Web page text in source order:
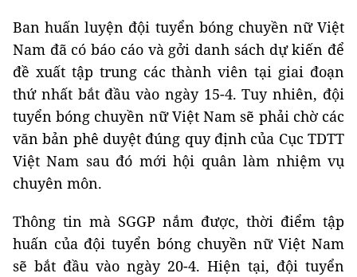
Ban huấn luyện đội tuyển bóng chuyền nữ Việt
Nam đã có báo cáo và gởi danh sách dự kiến để
đề xuất tập trung các thành viên tại giai đoạn
thứ nhất bắt đầu vào ngày 15-4. Tuy nhiên, đội
tuyển bóng chuyền nữ Việt Nam sẽ phải chờ các
văn bản phê duyệt đúng quy định của Cục TDTT
Việt Nam sau đó mới hội quân làm nhiệm vụ
chuyên môn.
Thông tin mà SGGP nắm được, thời điểm tập
huấn của đội tuyển bóng chuyền nữ Việt Nam
sẽ bắt đầu vào ngày 20-4. Hiện tại, đội tuyển